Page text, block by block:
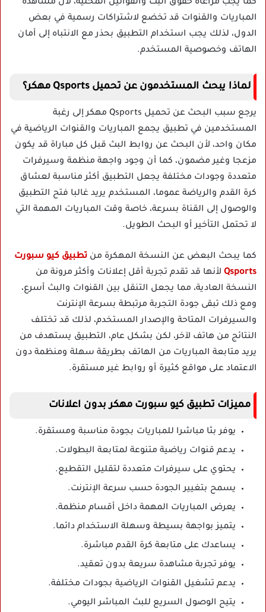
كما يجب مراعاة حقوق البث والقوانين المحلية، لأن مشاهدة
المباريات والقنوات قد تخضع لاشتراكات رسمية في بعض
الدول، لذلك يجب استخدام التطبيق بحذر مع الانتباه إلى أمان
الهاتف وخصوصية المستخدم.
لماذا يبحث المستخدمون عن تحميل Qsports مهكر؟
يرجع سبب البحث عن تحميل Qsports مهكر إلى رغبة
المستخدمين في تطبيق يجمع المباريات والقنوات الرياضية في
مكان واحد، لأن البحث عن روابط البث قبل كل مباراة قد يكون
مزعجا وغير مضمون، كما أن وجود واجهة منظمة وسيرفرات
متعددة وجودات مختلفة يجعل التطبيق أكثر مناسبة لعشاق
كرة القدم والرياضة عموما، المستخدم يريد غالبا فتح التطبيق
والوصول إلى القناة بسرعة، خاصة وقت المباريات المهمة التي
لا تحتمل التأخير أو البحث الطويل.
كما يبحث البعض عن النسخة المهكرة من تطبيق كيو سبورت
Qsports لأنها قد تقدم تجربة أقل إعلانات وأكثر مرونة من
النسخة العادية، مما يجعل التنقل بين القنوات والبث أسرع،
ومع ذلك تبقى جودة التجربة مرتبطة بسرعة الإنترنت
والسيرفرات المتاحة والإصدار المستخدم، لذلك قد تختلف
النتائج من هاتف لآخر، لكن بشكل عام، التطبيق يستهدف من
يريد متابعة المباريات من الهاتف بطريقة سهلة ومنظمة دون
الاعتماد على مواقع كثيرة أو روابط غير مستقرة.
مميزات تطبيق كيو سبورت مهكر بدون اعلانات
يوفر بثا مباشرا للمباريات بجودة مناسبة ومستقرة.
يدعم قنوات رياضية متنوعة لمتابعة البطولات.
يحتوي على سيرفرات متعددة لتقليل التقطيع.
يسمح بتغيير الجودة حسب سرعة الإنترنت.
يعرض المباريات المهمة داخل أقسام منظمة.
يتميز بواجهة بسيطة وسهلة الاستخدام دائما.
يساعدك على متابعة كرة القدم مباشرة.
يوفر تجربة مشاهدة سريعة بدون تعقيد.
يدعم تشغيل القنوات الرياضية بجودات مختلفة.
يتيح الوصول السريع للبث المباشر اليومي.